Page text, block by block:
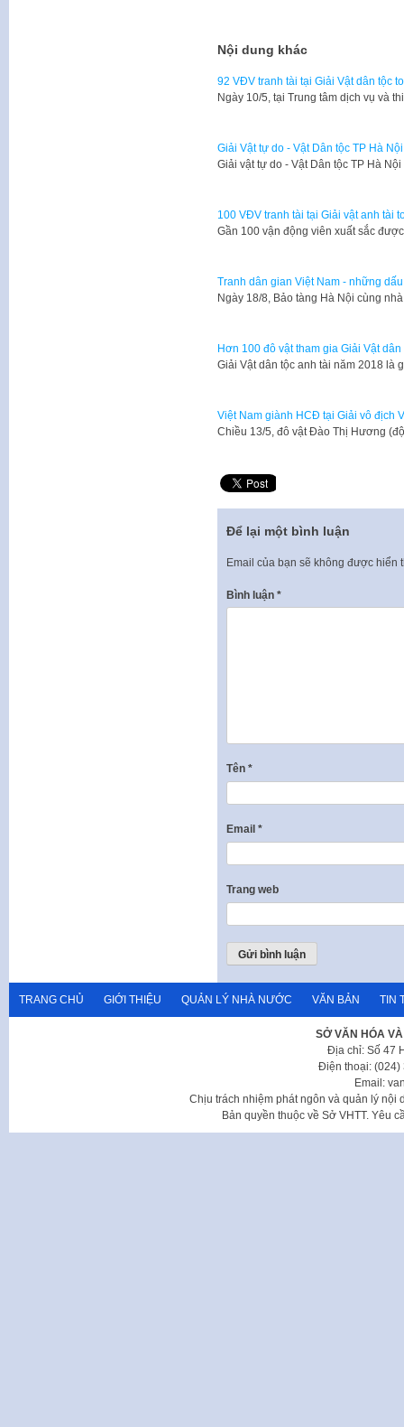
Nội dung khác
92 VĐV tranh tài tại Giải Vật dân tộc
Ngày 10/5, tại Trung tâm dịch vụ và
Giải Vật tự do - Vật Dân tộc TP Hà
Giải vật tự do - Vật Dân tộc TP Hà
100 VĐV tranh tài tại Giải vật anh tài
Gần 100 vận động viên xuất sắc
Tranh dân gian Việt Nam - những
Ngày 18/8, Bảo tàng Hà Nội cùng
Hơn 100 đô vật tham gia Giải Vật
Giải Vật dân tộc anh tài năm 2018
Việt Nam giành HCĐ tại Giải vô địch
Chiều 13/5, đô vật Đào Thị Hương
Để lại một bình luận
Email của bạn sẽ không được hiển
Bình luận *
Tên *
Email *
Trang web
TRANG CHỦ GIỚI THIỆU QUẢN LÝ NHÀ NƯỚC VĂN BẢN TIN
SỞ VĂN HÓA
Địa chỉ: Số 47
Điện thoại: (024)
Email:
Chịu trách nhiệm phát ngôn và quản lý nội
Bản quyền thuộc về Sở VHTT. Yêu